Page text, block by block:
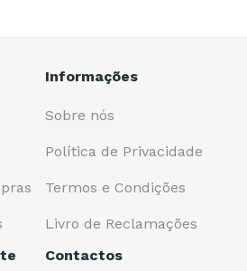
Informações
Sobre nós
Política de Privacidade
Termos e Condições
Livro de Reclamações
Contactos